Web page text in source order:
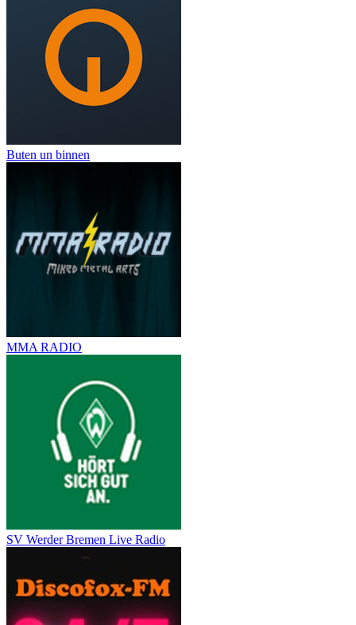
Buten un binnen
MMA RADIO
SV Werder Bremen Live Radio